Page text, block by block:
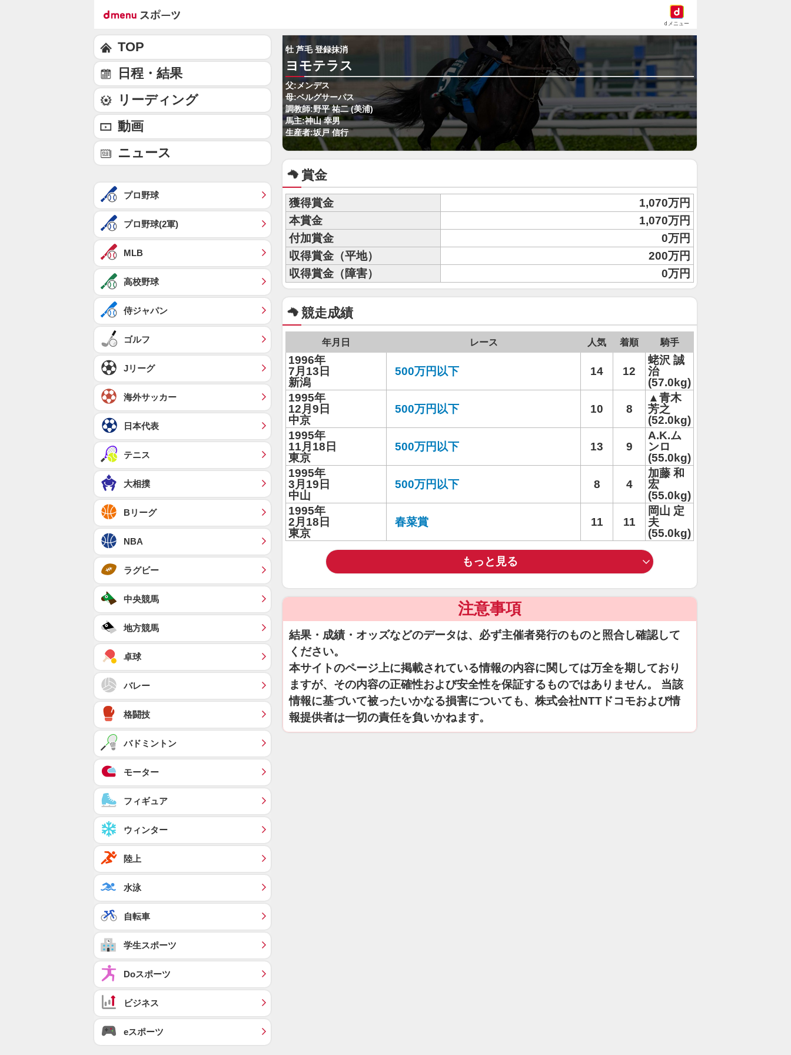
dメニュー
牡 芦毛 登録抹消
ヨモテラス
父:メンデス
母:ベルグサーパス
調教師:野平 祐二 (美浦)
馬主:神山 幸男
生産者:坂戸 信行
賞金
獲得賞金
1,070万円
本賞金
1,070万円
付加賞金
0万円
収得賞金（平地）
200万円
収得賞金（障害）
0万円
競走成績
年月日 レース 人気 着順 騎手
1996年
7月13日
新潟
500万円以下 14 12
蛯沢 誠
治
(57.0kg)
1995年
12月9日
中京
500万円以下 10 8
▲青木
芳之
(52.0kg)
1995年
11月18日
東京
500万円以下 13 9
A.K.ム
ンロ
(55.0kg)
1995年
3月19日
中山
500万円以下 8 4
加藤 和
宏
(55.0kg)
1995年
2月18日
東京
春菜賞 11 11
岡山 定
夫
(55.0kg)
もっと見る
注意事項
結果・成績・オッズなどのデータは、必ず主催者発行のものと照合し確認して
ください。
本サイトのページ上に掲載されている情報の内容に関しては万全を期しており
ますが、その内容の正確性および安全性を保証するものではありません。 当該
情報に基づいて被ったいかなる損害についても、株式会社NTTドコモおよび情
報提供者は一切の責任を負いかねます。
TOP
日程・結果
リーディング
動画
ニュース
プロ野球
プロ野球(2軍)
MLB
高校野球
侍ジャパン
ゴルフ
Jリーグ
海外サッカー
日本代表
テニス
大相撲
Bリーグ
NBA
ラグビー
中央競馬
地方競馬
卓球
バレー
格闘技
バドミントン
モーター
フィギュア
ウィンター
陸上
水泳
自転車
学生スポーツ
Doスポーツ
ビジネス
eスポーツ